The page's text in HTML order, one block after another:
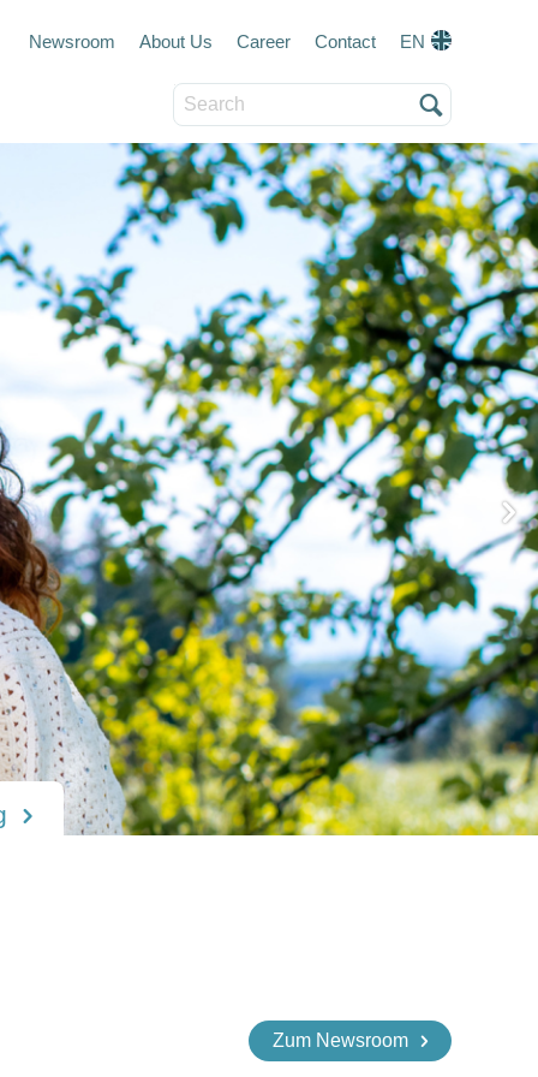
Meta navigation
Newsroom About Us Career Contact EN
Entertainment
Zum Newsroom